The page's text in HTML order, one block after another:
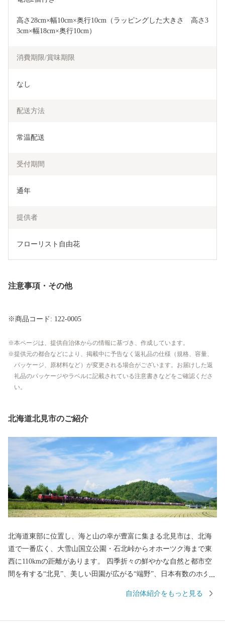
高さ28cm×幅10cm×奥行10cm（ラッピングした大きさ　高さ3
3cm×幅18cm×奥行10cm）
消費期限/賞味期限
なし
配送方法
常温配送
受付期間
通年
提供者
フローリスト自由花
注意事項・その他
※商品コード: 122-0005
本ページは、提供自治体からの情報に基づき、作成しています。
提供元の都合などにより、掲載中に予告なく返礼品の仕様（規格、容量、
パッケージ、原材料など）が変更される場合がございます。お届けした返
礼品のパッケージやラベルに記載されている注意書きなどをご確認くださ
い。
北海道北見市のご紹介
北海道東部に位置し、海と山の幸が豊富に集まる北見市は、北海
道で一番広く、大雪山国立公園・石北峠からオホーツク海まで東
西に110kmの距離があります。 四季折々の鮮やかな自然と都市空
間を有する“北見”、美しい田園が広がる“端野”、日本有数のホタテ
泉がある“留辺蘂” の、それぞれ魅力にあふれた4つの地域が一つに
自治体紹介をもっと見る